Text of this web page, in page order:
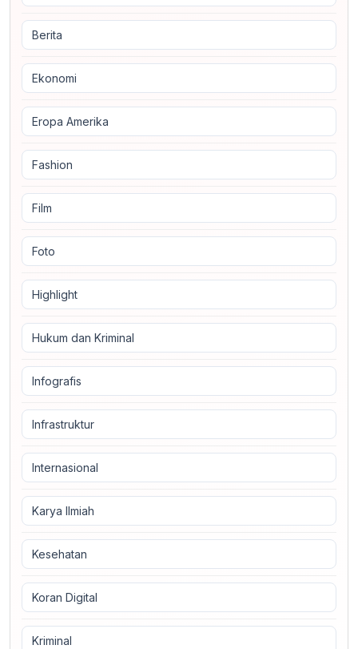
Berita
Ekonomi
Eropa Amerika
Fashion
Film
Foto
Highlight
Hukum dan Kriminal
Infografis
Infrastruktur
Internasional
Karya Ilmiah
Kesehatan
Koran Digital
Kriminal